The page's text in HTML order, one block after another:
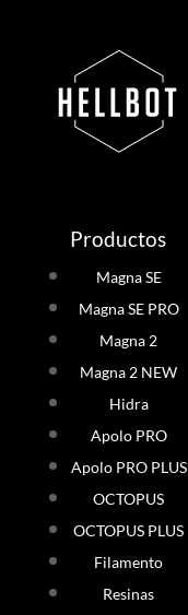
Productos
Magna SE
Magna SE PRO
Magna 2
Magna 2 NEW
Hidra
Apolo PRO
Apolo PRO PLUS
OCTOPUS
OCTOPUS PLUS
Filamento
Resinas